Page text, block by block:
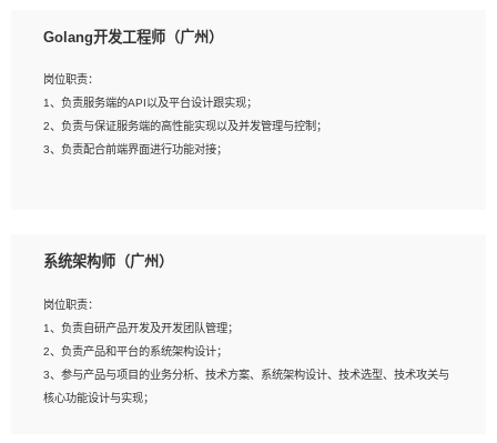
2、熟悉PostgreSQL、redis、MongoDB、ElasticSearch等开源数据库运维管理，
4、熟悉Hadoop、HBASE、Spark等大数据平台优先。
5、熟悉linux或任意一种unix操作系统，如有较强操作系统侧工作经验者优先。
6、具备丰富的项目实施经验，较强的自我学习能力。
Golang开发工程师（广州）
岗位职责：
1、负责服务端的API以及平台设计跟实现；
2、负责与保证服务端的高性能实现以及并发管理与控制；
3、负责配合前端界面进行功能对接；
2、1年以上Golang开发工作经验，能独立完成相应项目开发；
与实现，熟悉常用开源框架及设计模式；
4、熟悉Golang、连接池、消息队列等组件使用、熟悉后端开发、测试、调试流程
跟工具使用；
5、对技术有激情，喜欢钻研，能快速接受和掌握新技术，学习能力和工作责任心
强，良好的沟通表达能力和团队协作能力。
系统架构师（广州）
岗位职责：
1、负责自研产品开发及开发团队管理；
2、负责产品和平台的系统架构设计；
3、参与产品与项目的业务分析、技术方案、系统架构设计、技术选型、技术攻关与
核心功能设计与实现；